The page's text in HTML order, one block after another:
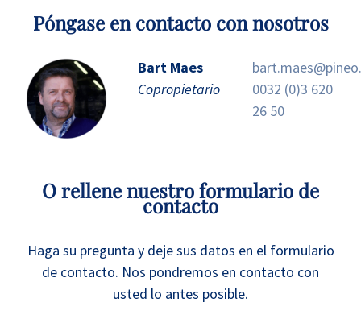
Póngase en contacto con nosotros
Bart Maes
Copropietario
0032 (0)3 620
26 50
O rellene nuestro formulario de
contacto
Haga su pregunta y deje sus datos en el formulario
de contacto. Nos pondremos en contacto con
usted lo antes posible.